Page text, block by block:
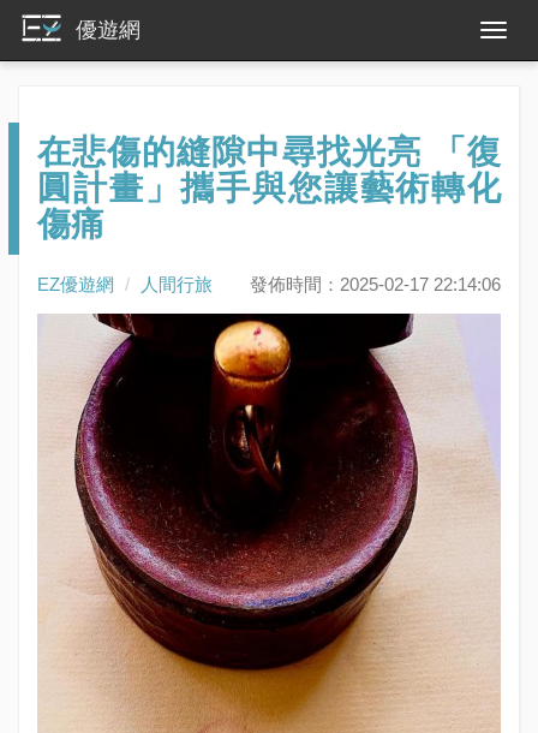
優遊網
在悲傷的縫隙中尋找光亮 「復
圓計畫」攜手與您讓藝術轉化
傷痛
EZ優遊網 人間行旅 發佈時間：2025-02-17 22:14:06